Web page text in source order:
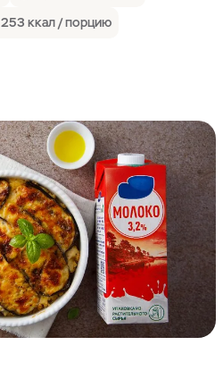
253 ккал / порцию